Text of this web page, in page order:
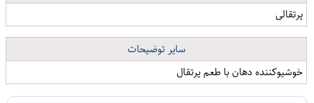
پرتقالی
سایر توضیحات
خوشیوکننده دهان با طعم پرتقال